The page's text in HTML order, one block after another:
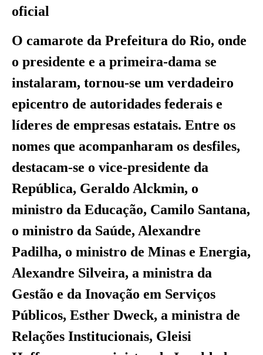
oficial
O camarote da Prefeitura do Rio, onde
o presidente e a primeira-dama se
instalaram, tornou-se um verdadeiro
epicentro de autoridades federais e
líderes de empresas estatais. Entre os
nomes que acompanharam os desfiles,
destacam-se o vice-presidente da
República, Geraldo Alckmin, o
ministro da Educação, Camilo Santana,
o ministro da Saúde, Alexandre
Padilha, o ministro de Minas e Energia,
Alexandre Silveira, a ministra da
Gestão e da Inovação em Serviços
Públicos, Esther Dweck, a ministra de
Relações Institucionais, Gleisi